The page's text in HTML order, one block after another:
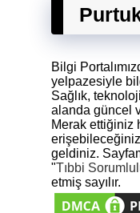
Bilgi
yelpazesiyle
Sağlık,
alanda güncel
Merak ettiğiniz
geldiniz.
"Tıbbi
etmiş sayılır.